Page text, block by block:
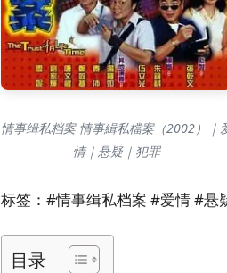
情事缉私档案 情事緝私檔案（2002）｜
情｜悬疑｜犯罪
标签：#情事缉私档案 #爱情 #悬
目录